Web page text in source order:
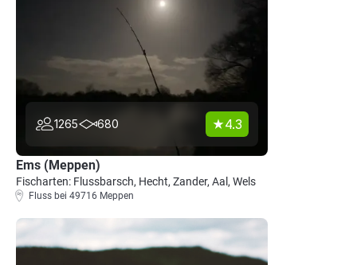
1265 680 4.3
Ems (Meppen)
Fischarten: Flussbarsch, Hecht, Zander, Aal, Wels
Fluss bei 49716 Meppen